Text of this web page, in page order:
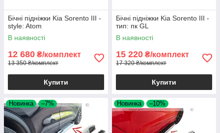
Бічні підніжки Kia Sorento III -
style: Atom
В наявності
12 680 ₴/комплект
13 350 ₴/комплект
Купити
Бічні підніжки Kia Sorento III -
тип: пк GL
В наявності
15 220 ₴/комплект
17 320 ₴/комплект
Купити
Новинка –7% Новинка –10%